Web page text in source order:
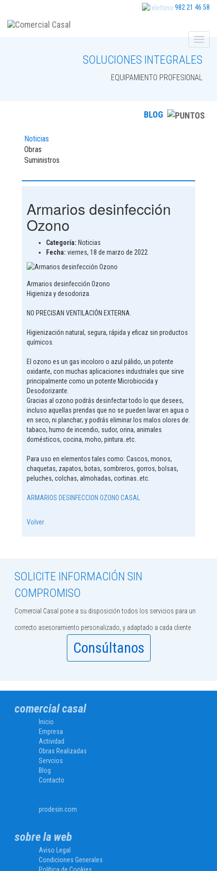
982 21 46 58
SOLUCIONES INTEGRALES
EQUIPAMIENTO PROFESIONAL
BLOG
Noticias
Obras
Suministros
Armarios desinfección
Ozono
Categoría: Noticias
Fecha: viernes, 18 de marzo de 2022
Armarios desinfección Ozono
Higieniza y desodoriza.
NO PRECISAN VENTILACIÓN EXTERNA.
Higienización natural, segura, rápida y eficaz sin productos
químicos.
El ozono es un gas incoloro o azul pálido, un potente
oxidante, con muchas aplicaciones industriales que sirve
principalmente como un potente Microbiocida y
Desodorizante.
Gracias al ozono podrás desinfectar todo lo que desees,
incluso aquellas prendas que no se pueden lavar en agua o
en seco, ni planchar; y podrás eliminar los malos olores de:
tabaco, humo de incendio, sudor, orina, animales
domésticos, cocina, moho, pintura..etc.
Para uso en elementos tales como: Cascos, monos,
chaquetas, zapatos, botas, sombreros, gorros, bolsas,
peluches, colchas, almohadas, cortinas..etc.
ARMARIOS DESINFECCION OZONO CASAL
Volver
SOLICITE INFORMACIÓN SIN
COMPROMISO
Comercial Casal pone a su disposición todos los servicios para un
correcto asesoramiento personalizado, y adaptado a cada cliente
Consúltanos
comercial casal
Inicio
Empresa
Actividad
Obras Realizadas
Servcios
Blog
Contacto
prodesin.com
sobre la web
Aviso Legal
Condiciones Generales